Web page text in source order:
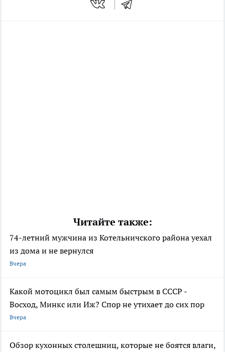
Читайте также:
74-летний мужчина из Котельничского района уехал
из дома и не вернулся
Вчера
Какой мотоцикл был самым быстрым в СССР -
Восход, Минкс или Иж? Спор не утихает до сих пор
Вчера
Обзор кухонных столешниц, которые не боятся влаги,